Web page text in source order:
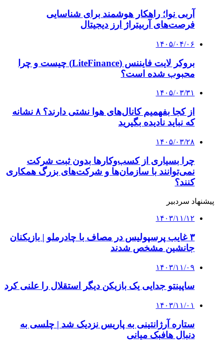
آربی نوا؛ راهکار هوشمند برای شناسایی
فرصت‌های آربیتراژ ارز دیجیتال
۱۴۰۵/۰۴/۰۶
بروکر لایت فایننس (LiteFinance) چیست و چرا
محبوب شده است؟
۱۴۰۵/۰۳/۳۱
از کجا بفهمیم کانال‌های هوا نشتی دارند؟ ۸ نشانه
که نباید نادیده بگیرید
۱۴۰۵/۰۳/۲۸
چرا بسیاری از کسب‌وکارها بدون ثبت شرکت
نمی‌توانند با سازمان‌ها و شرکت‌های بزرگ همکاری
کنند؟
پیشنهاد سردبیر
۱۴۰۳/۱۱/۱۲
۳ غایب پرسپولیس در مصاف با چادرملو | بازیکنان
جانشین مشخص شدند
۱۴۰۳/۱۱/۰۹
ساپینتو جدایی یک بازیکن دیگر استقلال را علنی کرد
۱۴۰۳/۱۱/۰۱
ستاره آرژانتینی به پاریس نزدیک شد | چلسی به
دنبال هافبک میانی